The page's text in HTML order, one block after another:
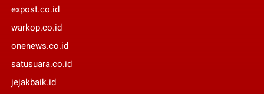
expost.co.id
warkop.co.id
onenews.co.id
satusuara.co.id
jejakbaik.id